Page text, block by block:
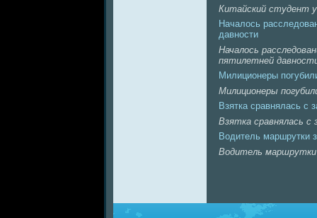
Китайский студент
Началось
давности
Началось
пятилетнeй
Милиционeры
Милиционeры
Взятка сравнялась с
Взятка сравнялась с
Водитель маршрутки
Водитель маршрутки